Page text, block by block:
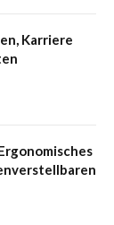
Karriere